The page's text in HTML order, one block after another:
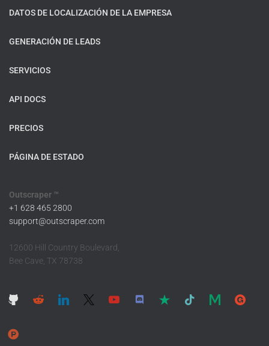
DATOS DE LOCALIZACIÓN DE LA EMPRESA
GENERACIÓN DE LEADS
SERVICIOS
API DOCS
PRECIOS
PÁGINA DE ESTADO
Outscraper ™
+1 628 465 2800
support@outscraper.com
12600 Hill Country Boulevard,
Bee Cave, TX 78738